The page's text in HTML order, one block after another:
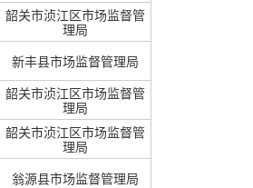
韶关市浈江区市场监督管
理局
新丰县市场监督管理局
韶关市浈江区市场监督管
理局
韶关市浈江区市场监督管
理局
翁源县市场监督管理局